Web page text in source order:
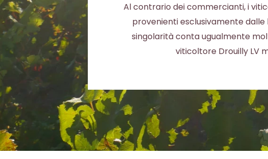
Al contrario dei commercianti, i
provenienti esclusivamente dalle
singolarità conta ugualmente
viticoltore Drouilly LV